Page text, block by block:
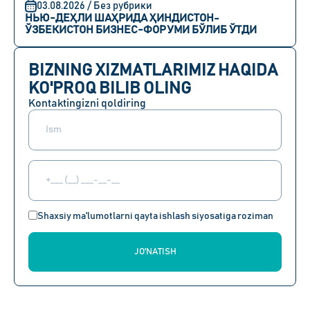
03.08.2026 / Без рубрики
НЬЮ-ДЕҲЛИ ШАҲРИДА ҲИНДИСТОН-
ЎЗБЕКИСТОН БИЗНЕС-ФОРУМИ БЎЛИБ ЎТДИ
BIZNING XIZMATLARIMIZ HAQIDA
KO'PROQ BILIB OLING
Kontaktingizni qoldiring
Shaxsiy ma'lumotlarni qayta ishlash siyosatiga roziman
JO'NATISH